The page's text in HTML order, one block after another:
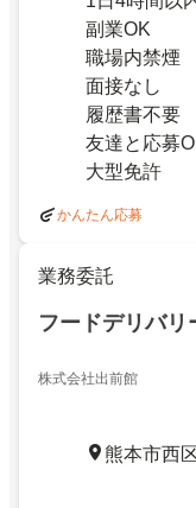
副業OK
職場内禁煙
面接なし
履歴書不要
友達と応募
大型免許
かんたん応募
業務委託
フードデリバ
株式会社出前館
熊本市西